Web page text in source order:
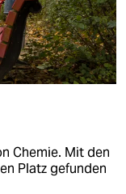
Chemie. Mit den
Platz gefunden